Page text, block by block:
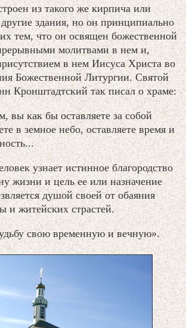
из такого же кирпича или
здания, но он принципиально
тем, что он освящен божественной
молитвами в нем и,
в нем Иисуса Христа во
Божественной Литургии. Святой
Кронштадтский так писал о храме:
вы как бы оставляете за собой
в земное небо, оставляете время и
узнает истинное благородство
жизни и цель ее или назначение
душой своей от обаяния
и житейских страстей.
свою временную и вечную».